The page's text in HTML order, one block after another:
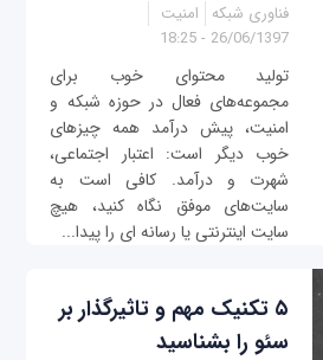
فناوری شبکه
امنیت
26/06/1397 - 18:25
تولید محتوای خوب برای
مجموعه‌های فعال در حوزه شبکه و
امنیت، پیش درآمد همه چیزهای
خوب دیگر است: اعتبار اجتماعی،
شهرت و درآمد. کافی است به
سایت‌های موفق نگاه کنید، هیچ
سایت اینترنتی یا رسانه ای را پیدا...
۵ تکنیک مهم و تاثیرگذار بر
سئو را بشناسید